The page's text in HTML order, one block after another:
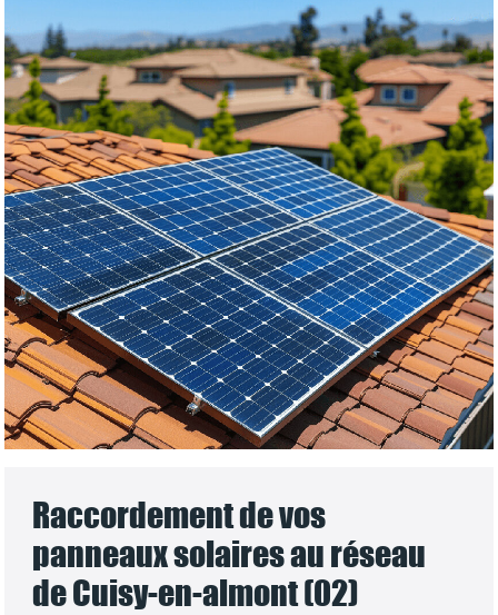
Raccordement de vos
panneaux solaires au réseau
de Cuisy-en-almont (02)